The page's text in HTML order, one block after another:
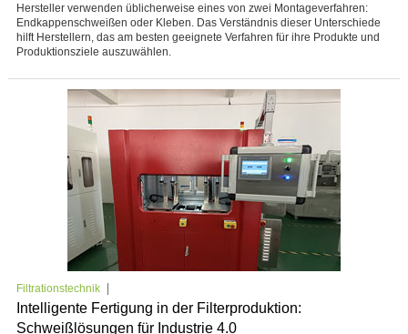
Hersteller verwenden üblicherweise eines von zwei Montageverfahren:
Endkappenschweißen oder Kleben. Das Verständnis dieser Unterschiede
hilft Herstellern, das am besten geeignete Verfahren für ihre Produkte und
Produktionsziele auszuwählen.
Filtrationstechnik
Intelligente Fertigung in der Filterproduktion:
Schweißlösungen für Industrie 4.0